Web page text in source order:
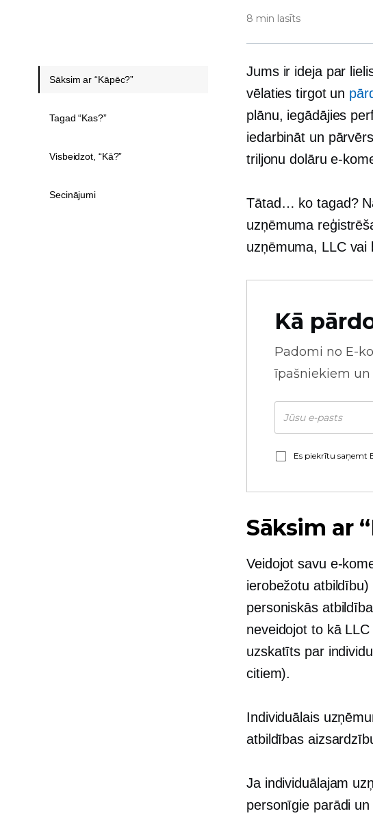
8 min lasīts
Jums ir ideja par
vēlaties tirgot un
plānu, iegādājies
iedarbināt un
triljonu dolāru e-
Tātad… ko tagad?
uzņēmuma
uzņēmuma, LLC vai
Kā
Padomi no E-
īpašniekiem
Es piekrītu saņemt
Sāksim ar
Veidojot savu e-
ierobežotu
personiskās
neveidojot to kā
uzskatīts par
citiem).
Individuālais
atbildības
Ja individuālajam
personīgie parādi
Sāksim ar “Kāpēc?”
Tagad “Kas?”
Visbeidzot, “Kā?”
Secinājumi